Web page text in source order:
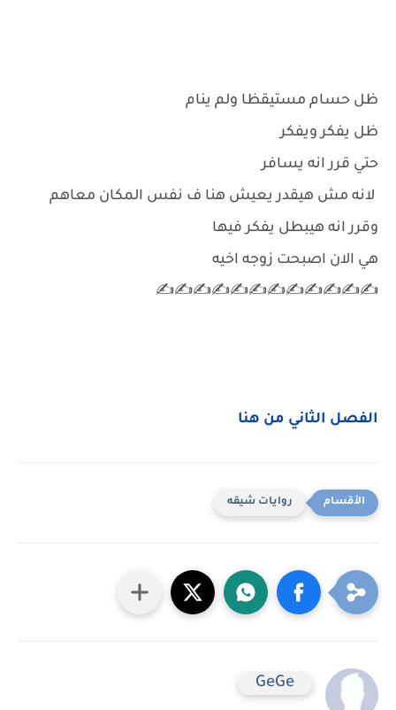
ظل حسام مستيقظا ولم ينام
ظل يفكر ويفكر
حتي قرر انه يسافر
لانه مش هيقدر يعيش هنا ف نفس المكان معاهم
وقرر انه هيبطل يفكر فيها
هي الان اصبحت زوجه اخيه
✍️✍️✍️✍️✍️✍️✍️✍️✍️✍️✍️✍️
الفصل الثاني من هنا
روايات شيقه
GeGe